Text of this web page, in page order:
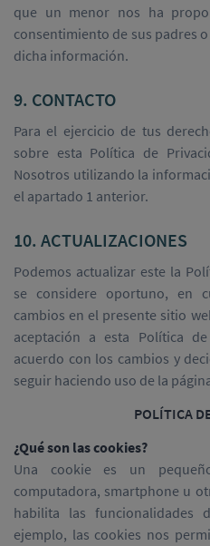
que un menor nos ha
consentimiento de sus padres
dicha información.
9. CONTACTO
Para el ejercicio de tus
sobre esta Política de
Nosotros utilizando la
el apartado 1 anterior.
10. ACTUALIZACIONES
Podemos actualizar este la
se considere oportuno, en
cambios en el presente sitio
aceptación a esta Política
acuerdo con los cambios y
seguir haciendo uso de la
POLÍTICA
¿Qué son las cookies?
Una cookie es un
computadora, smartphone u
habilita las funcionalidades
ejemplo, las cookies nos